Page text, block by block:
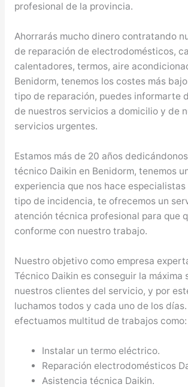
profesional de la provincia.
Ahorrarás mucho dinero contratando
de reparación de electrodomésticos,
calentadores, termos, aire
Benidorm, tenemos los costes más
tipo de reparación, puedes informarte
de nuestros servicios a domicilio y de
servicios urgentes.
Estamos más de 20 años
técnico Daikin en Benidorm, tenemos
experiencia que nos hace
tipo de incidencia, te ofrecemos un
atención técnica profesional para que
conforme con nuestro trabajo.
Nuestro objetivo como empresa
Técnico Daikin es conseguir la
nuestros clientes del servicio, y por
luchamos todos y cada uno de los
efectuamos multitud de trabajos como:
Instalar un termo eléctrico.
Reparación electrodomésticos
Asistencia técnica Daikin.